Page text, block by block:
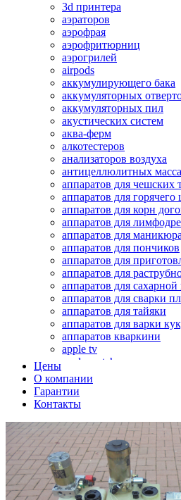
3d принтера
аэраторов
аэрофрая
аэрофритюрниц
аэрогрилей
airpods
аккумулирующего бака
аккумуляторных
аккумуляторных пил
акустических систем
аква-ферм
алкотестеров
анализаторов воздуха
антицеллюлитных
аппаратов для чешских
аппаратов для горячего
аппаратов для корн
аппаратов для
аппаратов для маникюра
аппаратов для пончиков
аппаратов для
аппаратов для
аппаратов для сахарной
аппаратов для сварки
аппаратов для тайяки
аппаратов для варки
аппаратов кваркини
apple tv
apple watch
аромадиффузоров
аромастанций
ароматизаторов воздуха
аудиоплееров
аудиопроцессоров
аудиосистем
аудиоусилителей
авто акустики,
авто мониторов
автохолодильников
Цены
О компании
Гарантии
Контакты